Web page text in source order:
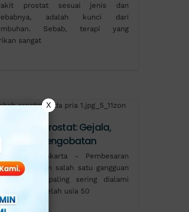
prostat sesuai jenis dan
adalah kunci dari
Sebab, terapi yang
sangat
Prostat: Gejala,
& Pengobatan
Apollo, Jakarta - Pembesaran
merupakan salah satu gangguan
yang paling sering dialami
setelah usia 50
X